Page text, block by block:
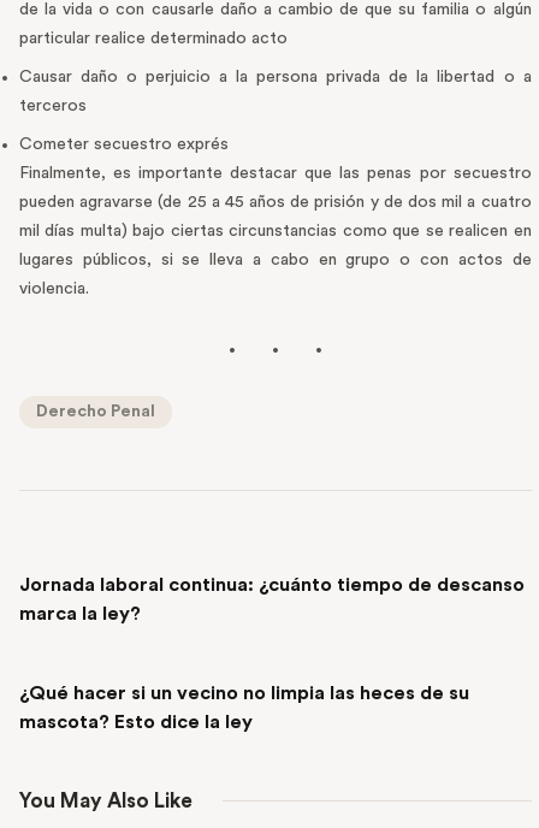
de la vida o con causarle daño a cambio de que su familia o algún
particular realice determinado acto
Causar daño o perjuicio a la persona privada de la libertad o a
terceros
Cometer secuestro exprés
Finalmente, es importante destacar que las penas por secuestro
pueden agravarse (de 25 a 45 años de prisión y de dos mil a cuatro
mil días multa) bajo ciertas circunstancias como que se realicen en
lugares públicos, si se lleva a cabo en grupo o con actos de
violencia.
Derecho Penal
Jornada laboral continua: ¿cuánto tiempo de descanso
marca la ley?
¿Qué hacer si un vecino no limpia las heces de su
mascota? Esto dice la ley
You May Also Like